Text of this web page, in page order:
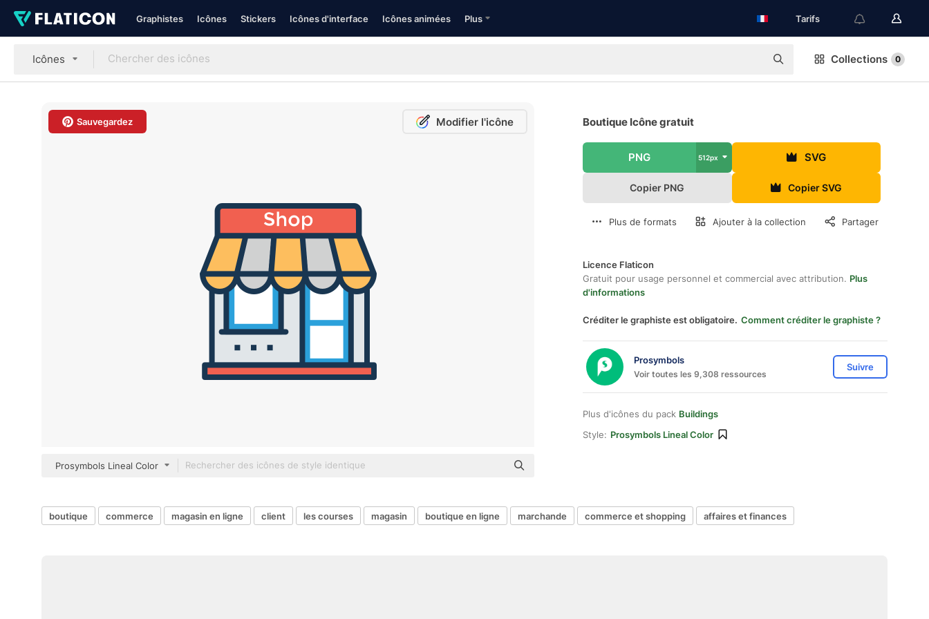
Graphistes Icônes Stickers Icônes d'interface Icônes animées Plus Tarifs
Icônes Collections 0
Sauvegardez Modifier l'icône
Prosymbols Lineal Color
Boutique Icône gratuit
PNG 512px SVG
Copier PNG Copier SVG
Plus de formats Ajouter à la collection Partager
Licence Flaticon
Gratuit pour usage personnel et commercial avec attribution. Plus
d'informations
Créditer le graphiste est obligatoire. Comment créditer le graphiste ?
Prosymbols
Voir toutes les 9,308 ressources
Suivre
Plus d'icônes du pack Buildings
Style: Prosymbols Lineal Color
boutique commerce magasin en ligne client les courses magasin boutique en ligne marchande commerce et shopping affaires et finances